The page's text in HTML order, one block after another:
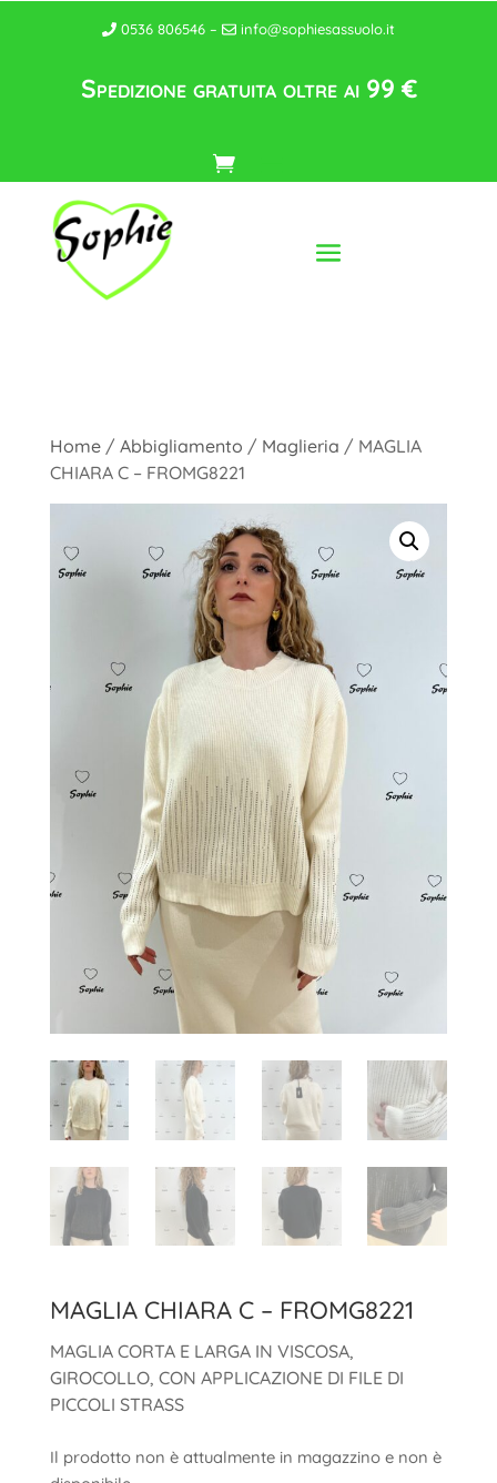
0536 806546 – info@sophiesassuolo.it
Spedizione gratuita oltre ai 99 €
Home/ Abbigliamento / Maglieria / MAGLIA
CHIARA C – FROMG8221
MAGLIA CHIARA C – FROMG8221
MAGLIA CORTA E LARGA IN VISCOSA,
GIROCOLLO, CON APPLICAZIONE DI FILE DI
PICCOLI STRASS
Il prodotto non è attualmente in magazzino e non è